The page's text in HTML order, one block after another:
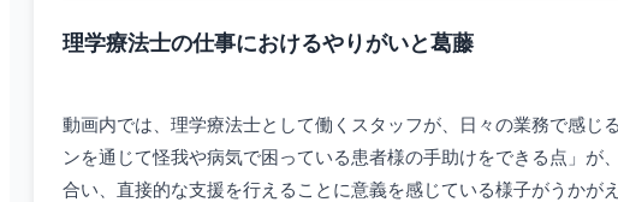
理学療法士の仕事におけるやりがいと葛藤
動画内では、理学療法士として働くスタッフが、日々の業務で感
ンを通じて怪我や病気で困っている患者様の手助けをできる点」
合い、直接的な支援を行えることに意義を感じている様子がうかが